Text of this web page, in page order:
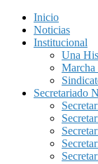
Inicio
Noticias
Institucional
Una
Marcha
Secretariado